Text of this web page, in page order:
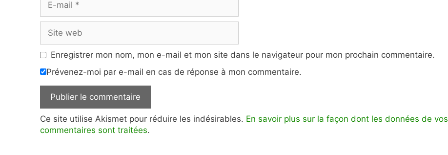
mail
web
Enregistrer mon nom, mon e-mail et mon site dans le navigateur pour mon prochain commentaire.
Prévenez-moi par e-mail en cas de réponse à mon commentaire.
Ce site utilise Akismet pour réduire les indésirables. En savoir plus sur la façon dont les données de vos
commentaires sont traitées.